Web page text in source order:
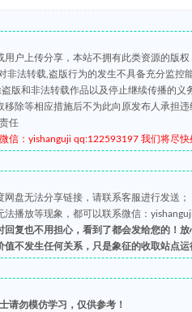
用户上传分享，本站不拥有此类资源的版权
非法转载,盗版行为的发生不具备充分监
版和非法转载作品以及停止继续传播的义
移除等相应措施后不为此向原发布人承担
任
信：yishanguji qq:122593197 我们将尽快
盘无法分享链接，请联系客服进行发送；
法播放等现象，都可以联系微信：
复也不用担心，看到了都会发给您的！放
值不发生任何关系，只是象征的收取站点运
请勿模仿学习，仅供参考！